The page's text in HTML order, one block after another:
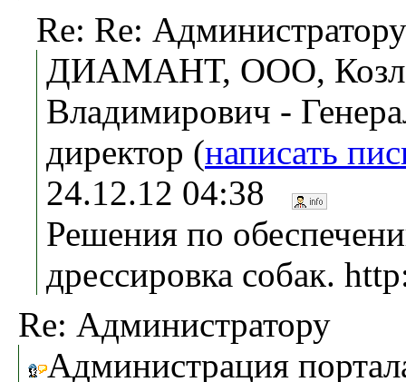
Re: Re: Администратору
ДИАМАНТ, ООО,
Владимирович -
директор (написать
24.12.12 04:38
Решения по
дрессировка собак.
Re: Администратору
Администрация